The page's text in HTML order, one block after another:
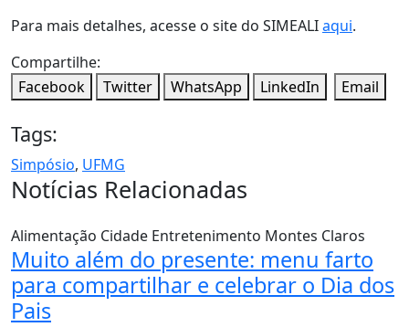
Para mais detalhes, acesse o site do SIMEALIaqui.
Compartilhe:
Facebook
Twitter WhatsApp LinkedIn Email
Tags:
Simpósio, UFMG
Notícias Relacionadas
Alimentação Cidade Entretenimento Montes Claros
Muito além do presente: menu farto
para compartilhar e celebrar o Dia dos
Pais